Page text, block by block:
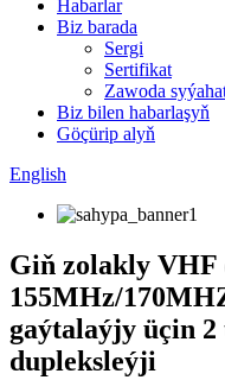
Habarlar
Biz barada
Sergi
Sertifikat
Zawoda
Biz bilen habarlaşyň
Göçürip alyň
English
Giň zolakly VHF
155MHz/
gaýtalaýjy üçin
dupleksleýji